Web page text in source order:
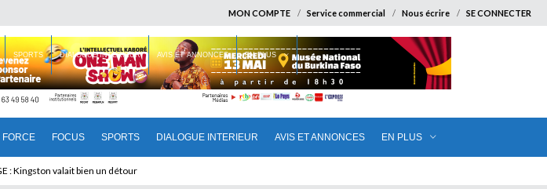
MON COMPTE Service commercial Nous écrire SE CONNECTER
FORCE FOCUS SPORTS DIALOGUE INTERIEUR AVIS ET ANNONCES EN PLUS
SPORTS DIALOGUE INTERIEUR AVIS ET ANNONCES EN PLUS
: Kingston valait bien un détour